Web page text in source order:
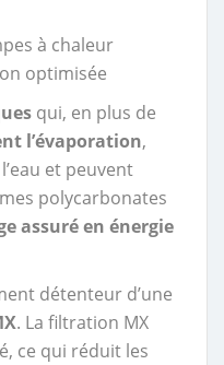
à chaleur
optimisée
qui, en plus de
l’évaporation,
et peuvent
polycarbonates
assuré en énergie
détenteur d’une
. La filtration MX
ce qui réduit les